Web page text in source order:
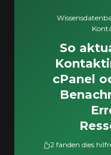
So
cPanel
2 fanden dies